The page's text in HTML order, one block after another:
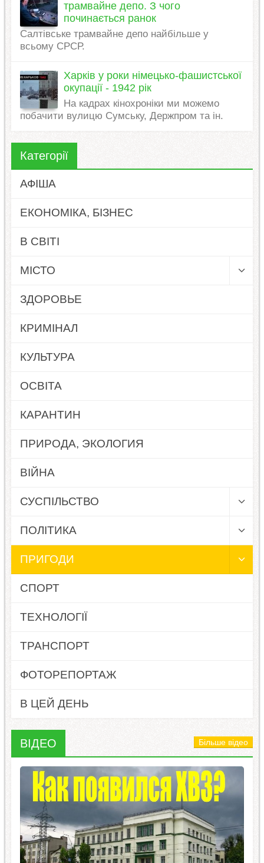
трамвайне депо. З чого
починається ранок
Салтівське трамвайне депо найбільше у
всьому СРСР.
Харків у роки німецько-фашистської
окупації - 1942 рік
На кадрах кінохроніки ми можемо
побачити вулицю Сумську, Держпром та ін.
Категорії
АФІША
ЕКОНОМІКА, БІЗНЕС
В СВІТІ
МІСТО
ЗДОРОВЬЕ
КРИМІНАЛ
КУЛЬТУРА
ОСВІТА
КАРАНТИН
ПРИРОДА, ЭКОЛОГИЯ
ВІЙНА
СУСПІЛЬСТВО
ПОЛІТИКА
ПРИГОДИ
СПОРТ
ТЕХНОЛОГІЇ
ТРАНСПОРТ
ФОТОРЕПОРТАЖ
В ЦЕЙ ДЕНЬ
ВІДЕО Більше відео